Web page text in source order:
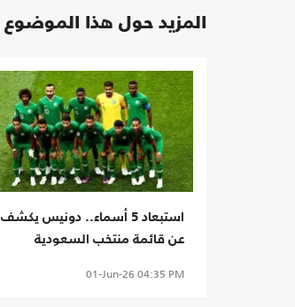
المزيد حول هذا الموضوع
استبعاد 5 أسماء.. دونيس يكشف
عن قائمة منتخب السعودية
01-Jun-26 04:35 PM